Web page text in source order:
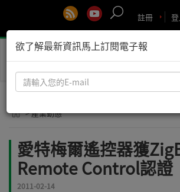
註冊
> 產業動態
愛特梅爾遙控器獲
Remote Control認證
2011-02-14
欲了解最新資訊馬上訂閱電子報
請
輸
您
E-
mail